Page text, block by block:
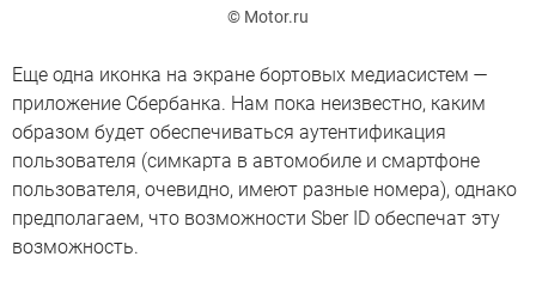
© Motor.ru
Еще одна иконка на экране бортовых медиасистем —
приложение Сбербанка. Нам пока неизвестно, каким
образом будет обеспечиваться аутентификация
пользователя (симкарта в автомобиле и смартфоне
пользователя, очевидно, имеют разные номера), однако
предполагаем, что возможности Sber ID обеспечат эту
возможность.